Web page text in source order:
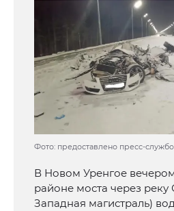
Фото: предоставлено пресс-
В Новом Уренгое
районе моста через реку
Западная магистраль)